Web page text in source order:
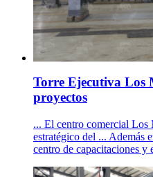
Torre Ejecutiva Los
proyectos
... El centro comercial Los
estratégico del ... Además
centro de capacitaciones y